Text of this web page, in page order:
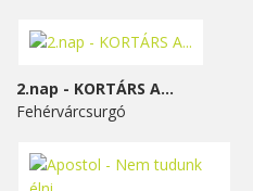
2.nap - KORTÁRS A...
Fehérvárcsurgó